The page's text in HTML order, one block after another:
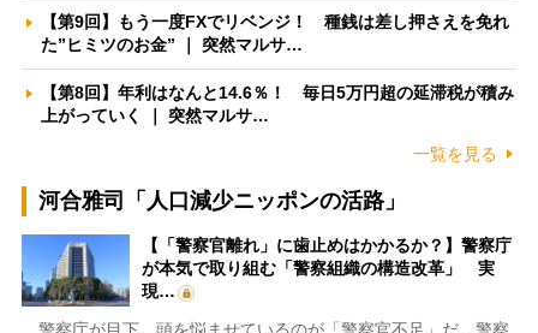
【第9回】もう一度FXでリベンジ！ 種銭は差し押さえを免れ
た”ヒミツのお金” ｜ 突然マルサ…
【第8回】年利はなんと14.6％！ 毎日5万円超の延滞税が積み
上がっていく ｜ 突然マルサ…
一覧を見る
河合雅司「人口減少ニッポンの活路」
【「警察官離れ」に歯止めはかかるか？】警察庁
が本気で取り組む「警察組織の構造改革」 実
現…